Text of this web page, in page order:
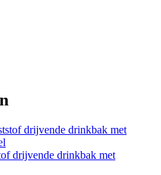
drijvende drinkbak met